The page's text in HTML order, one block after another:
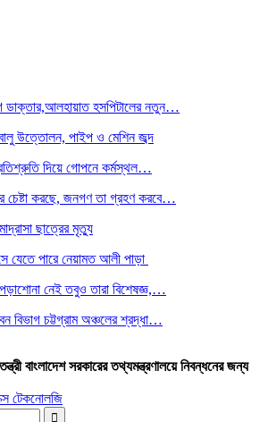
ডাক্তার,আলহায়াত হসপিটালের নতুন…
উত্তোলন, পাইপ ও মেশিন জব্দ
দিয়ে গোপনে কর্মস্থল…
চেষ্টা করছে, জনগণ তা গ্রহণ করবে…
ছাত্রের মৃত্যু
যেতে পারে নেয়ামত আলী পাড়া
নেই তবুও তারা বিশেষজ্ঞ,…
বিভাগ চট্টগ্রাম অঞ্চলের শ্রদ্ধা…
বাংলাদেশ সরকারের তথ্যমন্ত্রণালয়ে নিবন্ধনের জন্য
টেকনোলজি